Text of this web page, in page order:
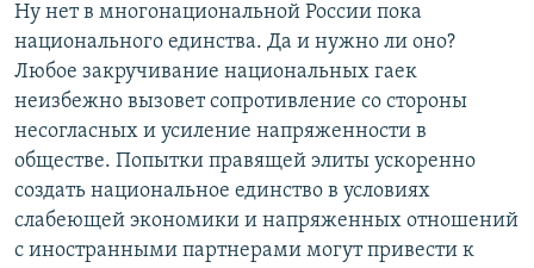
Ну нет в многонациональной России пока
национального единства. Да и нужно ли оно?
Любое закручивание национальных гаек
неизбежно вызовет сопротивление со стороны
несогласных и усиление напряженности в
обществе. Попытки правящей элиты ускоренно
создать национальное единство в условиях
слабеющей экономики и напряженных отношений
с иностранными партнерами могут привести к